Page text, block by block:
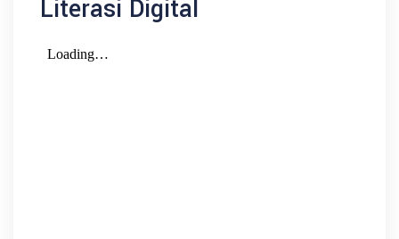
Literasi Digital